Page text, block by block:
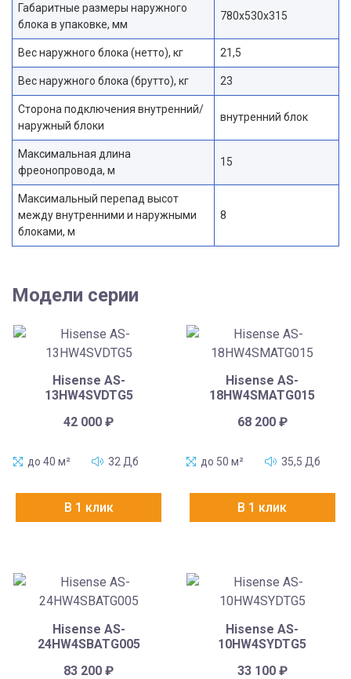
Габаритные размеры наружного
блока в упаковке, мм
780x530x315
Вес наружного блока (нетто), кг 21,5
Вес наружного блока (брутто), кг 23
Сторона подключения внутренний/
наружный блоки
внутренний блок
Максимальная длина
фреонопровода, м
15
Максимальный перепад высот
между внутренними и наружными
блоками, м
8
Модели серии
Hisense AS-
13HW4SVDTG5
42 000₽
до 40 м² 32 Дб
В 1 клик
Hisense AS-
18HW4SMATG015
68 200 ₽
до 50 м² 35,5 Дб
В 1 клик
Hisense AS-
24HW4SBATG005
83 200₽
Hisense AS-
10HW4SYDTG5
33 100 ₽